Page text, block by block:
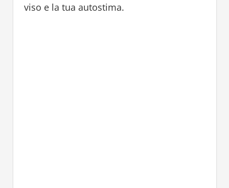
viso e la tua autostima.